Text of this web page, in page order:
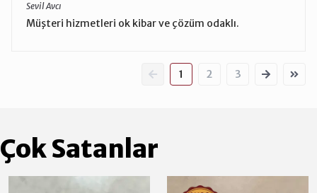
Sevil Avcı
Müşteri hizmetleri ok kibar ve çözüm odaklı.
1 2 3
Çok Satanlar